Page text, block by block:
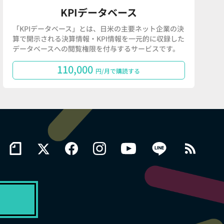
KPIデータベース
「KPIデータベース」とは、日米の主要ネット企業の決
算で開示される決算情報・KPI情報を一元的に収録した
データベースへの閲覧権限を付与するサービスです。
110,000 円/月で購読する